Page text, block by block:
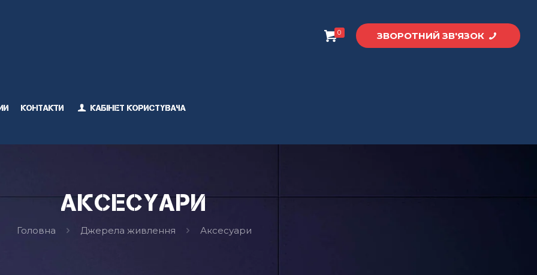
Контакти Кабінет користувача
0 ЗВОРОТНИЙ ЗВ'ЯЗОК
Аксесуари
Головна Джерела живлення Аксесуари